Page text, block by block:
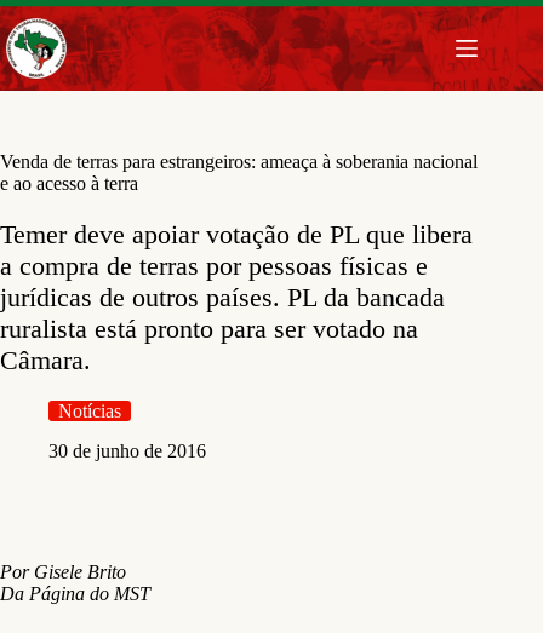
Pular
para
o
conteúdo
Venda de terras para estrangeiros: ameaça à soberania nacional
e ao acesso à terra
Temer deve apoiar votação de PL que libera
a compra de terras por pessoas físicas e
jurídicas de outros países. PL da bancada
ruralista está pronto para ser votado na
Câmara.
Notícias
30 de junho de 2016
Por Gisele Brito
Da Página do MST